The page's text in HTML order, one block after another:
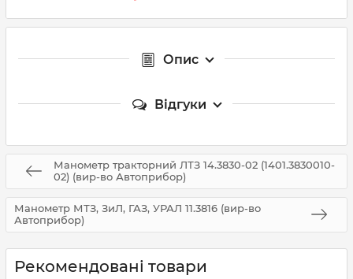
Опис
Відгуки
Манометр тракторний ЛТЗ 14.3830-02 (1401.3830010-
02) (вир-во Автоприбор)
Манометр МТЗ, ЗиЛ, ГАЗ, УРАЛ 11.3816 (вир-во
Автоприбор)
Рекомендовані товари